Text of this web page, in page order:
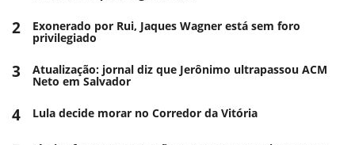
2 Exonerado por Rui, Jaques Wagner está sem foro
privilegiado
3 Atualização: jornal diz que Jerônimo ultrapassou ACM
Neto em Salvador
4 Lula decide morar no Corredor da Vitória